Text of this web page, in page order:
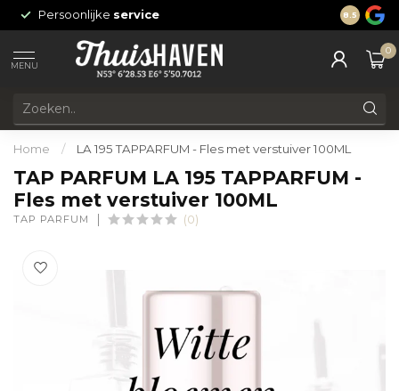
Persoonlijke service 24/7
8.5
MENU
0
Home / LA 195 TAPPARFUM - Fles met verstuiver 100ML
TAP PARFUM LA 195 TAPPARFUM -
Fles met verstuiver 100ML
TAP PARFUM (0)